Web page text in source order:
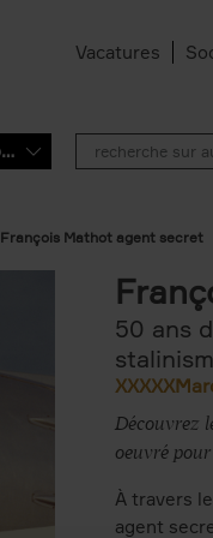
Vacatures
Sélectionnez une catégorie
François Mathot agent secret
50 ans
Découvrez
oeuvré
À travers
agent